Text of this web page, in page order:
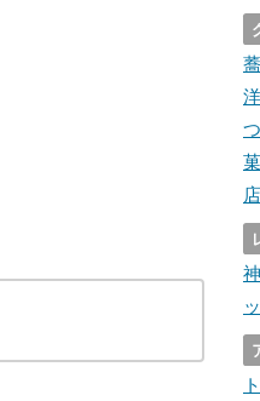
つ
店